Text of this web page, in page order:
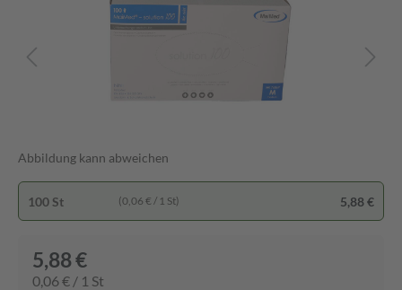
Abbildung kann abweichen
100 St (0,06 € / 1 St) 5,88 €
5,88 €
0,06 € / 1 St